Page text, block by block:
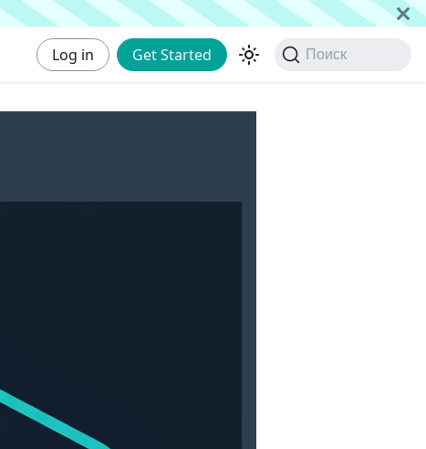
Log in Get Started Поиск